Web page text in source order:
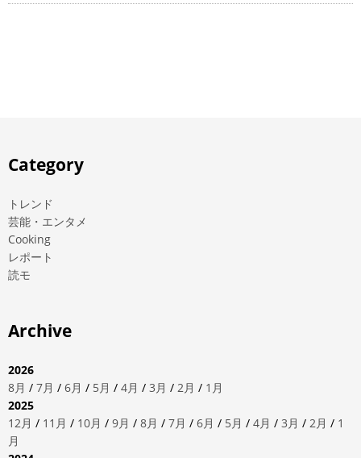
Category
トレンド
芸能・エンタメ
Cooking
レポート
読モ
Archive
2026
8月 / 7月 / 6月 / 5月 / 4月 / 3月 / 2月 / 1月
2025
12月 / 11月 / 10月 / 9月 / 8月 / 7月 / 6月 / 5月 / 4月 / 3月 / 2月 / 1
月